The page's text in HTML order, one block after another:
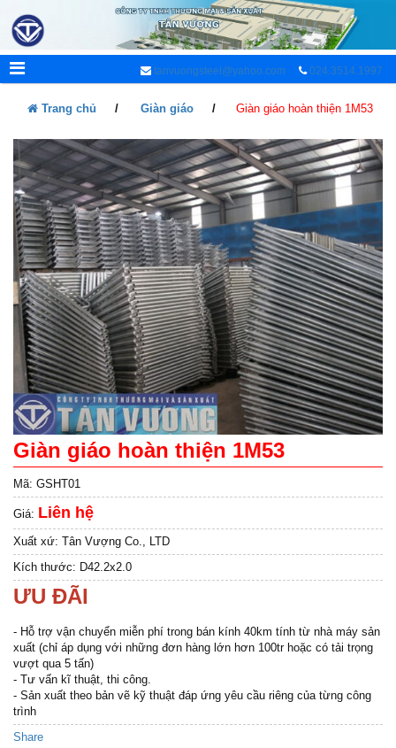
024.3514.1997
tanvuongsteel@yahoo.com
Trang chủ Giàn giáo Giàn giáo hoàn thiện 1M53
Giàn giáo hoàn thiện 1M53
Mã: GSHT01
Giá: Liên hệ
Xuất xứ: Tân Vượng Co., LTD
Kích thước: D42.2x2.0
ƯU ĐÃI
- Hỗ trợ vận chuyển miễn phí trong bán kính 40km tính từ nhà máy sản
xuất (chỉ áp dụng với những đơn hàng lớn hơn 100tr hoặc có tải trọng
vượt qua 5 tấn)
- Tư vấn kĩ thuật, thi công.
- Sản xuất theo bản vẽ kỹ thuật đáp ứng yêu cầu riêng của từng công
trình
Share